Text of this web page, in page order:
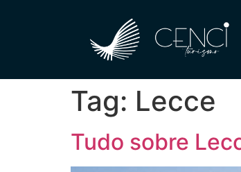
Tag: Lecce
Tudo sobre